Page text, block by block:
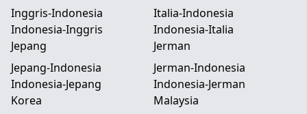
Inggris-Indonesia
Indonesia-Inggris
Italia-Indonesia
Indonesia-Italia
Jepang
Jepang-Indonesia
Indonesia-Jepang
Jerman
Jerman-Indonesia
Indonesia-Jerman
Korea
Malaysia